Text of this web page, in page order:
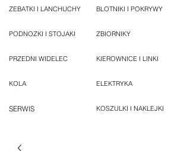
ZEBATKI I LANCHUCHY
PODNOZKI I STOJAKI
PRZEDNI WIDELEC
KOLA
SERWIS
BLOTNIKI I POKRYWY
ZBIORNIKY
KIEROWNICE I LINKI
ELEKTRYKA
KOSZULKI I NAKLEJKI